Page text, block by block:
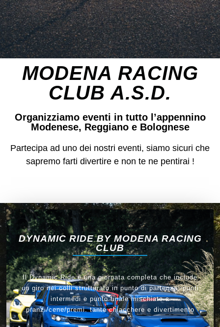
MODENA RACING
CLUB A.S.D.
Organizziamo eventi in tutto l’appennino
Modenese, Reggiano e Bolognese
Partecipa ad uno dei nostri eventi, siamo sicuri che
sapremo farti divertire e non te ne pentirai !
DYNAMIC RIDE BY MODENA RACING
CLUB
Il Dynamic Ride è una giornata completa che include
un giro nei colli strutturato in punto di partenza, punti
intermedi e punto finale mischiato a
pranzi/cene/premi. tante chiacchere e divertimento